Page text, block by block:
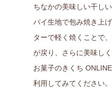
ちなかの美味しい干し
パイ生地で包み焼き上
ターで軽く焼くことで
が戻り、さらに美味し
お菓子のきくち
利用してみてください。